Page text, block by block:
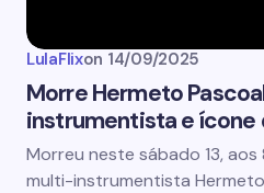
LulaFlixon 14/09/2025
Morre Hermeto
instrumentista e ícone
Morreu neste sábado 13,
multi-instrumentista